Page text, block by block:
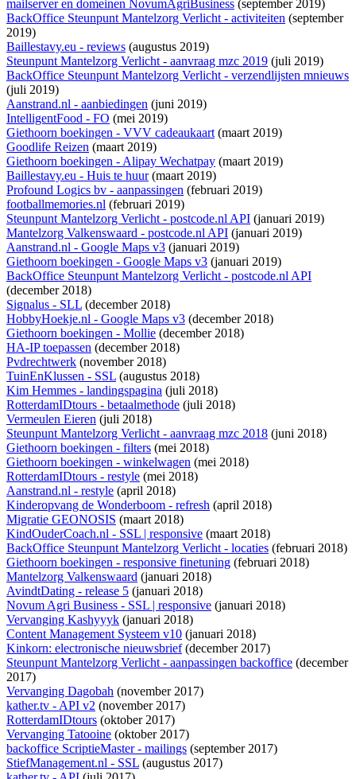
mailserver en domeinen NovumAgriBusiness (september 2019)
BackOffice Steunpunt Mantelzorg Verlicht - activiteiten (september
2019)
Baillestavy.eu - reviews (augustus 2019)
Steunpunt Mantelzorg Verlicht - aanvraag mzc 2019 (juli 2019)
BackOffice Steunpunt Mantelzorg Verlicht - verzendlijsten mnieuws
(juli 2019)
Aanstrand.nl - aanbiedingen (juni 2019)
IntelligentFood - FO (mei 2019)
Giethoorn boekingen - VVV cadeaukaart(maart 2019)
Goodlife Reizen (maart 2019)
Giethoorn boekingen - Alipay Wechatpay (maart 2019)
Baillestavy.eu - Huis te huur(maart 2019)
Profound Logics bv - aanpassingen (februari 2019)
footballmemories.nl (februari 2019)
Steunpunt Mantelzorg Verlicht - postcode.nl API (januari 2019)
Mantelzorg Valkenswaard - postcode.nl API (januari 2019)
Aanstrand.nl - Google Maps v3 (januari 2019)
Giethoorn boekingen - Google Maps v3 (januari 2019)
BackOffice Steunpunt Mantelzorg Verlicht - postcode.nl API
(december 2018)
Signalus - SLL (december 2018)
HobbyHoekje.nl - Google Maps v3 (december 2018)
Giethoorn boekingen - Mollie (december 2018)
HA-IP toepassen (december 2018)
Pvdrechtwerk (november 2018)
TuinEnKlussen - SSL (augustus 2018)
Kim Hemmes - landingspagina (juli 2018)
RotterdamIDtours - betaalmethode (juli 2018)
Vermeulen Eieren (juli 2018)
Steunpunt Mantelzorg Verlicht - aanvraag mzc 2018 (juni 2018)
Giethoorn boekingen - filters (mei 2018)
Giethoorn boekingen - winkelwagen (mei 2018)
RotterdamIDtours - restyle (mei 2018)
Aanstrand.nl - restyle (april 2018)
Kinderopvang de Wonderboom - refresh (april 2018)
Migratie GEONOSIS (maart 2018)
KindOuderCoach.nl - SSL | responsive (maart 2018)
BackOffice Steunpunt Mantelzorg Verlicht - locaties (februari 2018)
Giethoorn boekingen - responsive finetuning (februari 2018)
Mantelzorg Valkenswaard (januari 2018)
AvindtDating - release 5 (januari 2018)
Novum Agri Business - SSL | responsive (januari 2018)
Vervanging Kashyyyk (januari 2018)
Content Management Systeem v10 (januari 2018)
Kinkorn: electronische nieuwsbrief(december 2017)
Steunpunt Mantelzorg Verlicht - aanpassingen backoffice (december
2017)
Vervanging Dagobah (november 2017)
kather.tv - API v2 (november 2017)
RotterdamIDtours (oktober 2017)
Vervanging Tatooine (oktober 2017)
backoffice ScriptieMaster - mailings (september 2017)
StiefManagement.nl - SSL (augustus 2017)